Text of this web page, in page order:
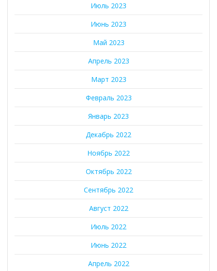
Июль 2023
Июнь 2023
Май 2023
Апрель 2023
Март 2023
Февраль 2023
Январь 2023
Декабрь 2022
Ноябрь 2022
Октябрь 2022
Сентябрь 2022
Август 2022
Июль 2022
Июнь 2022
Апрель 2022